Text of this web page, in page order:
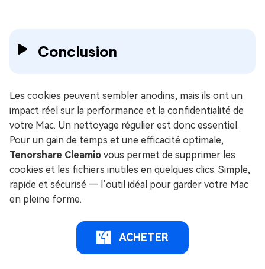
Conclusion
Les cookies peuvent sembler anodins, mais ils ont un
impact réel sur la performance et la confidentialité de
votre Mac. Un nettoyage régulier est donc essentiel.
Pour un gain de temps et une efficacité optimale,
Tenorshare Cleamio vous permet de supprimer les
cookies et les fichiers inutiles en quelques clics. Simple,
rapide et sécurisé — l’outil idéal pour garder votre Mac
en pleine forme.
ACHETER